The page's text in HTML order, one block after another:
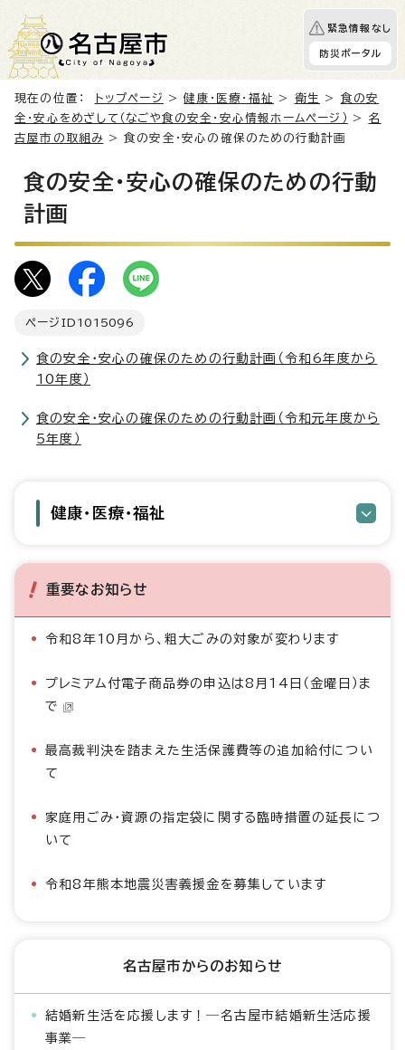
緊急情報なし
防災ポータル
現在の位置： トップページ >健康・医療・福祉 > 衛生 > 食の安
全・安心をめざして（なごや食の安全・安心情報ホームページ）
> 名
古屋市の取組み > 食の安全・安心の確保のための行動計画
食の安全・安心の確保のための行動
計画
ページID 1015096
食の安全・安心の確保のための行動計画（令和6年度から
10年度）
食の安全・安心の確保のための行動計画（令和元年度から
5年度）
健康・医療・福祉
重要なお知らせ
令和8年10月から、粗大ごみの対象が変わります
プレミアム付電子商品券の申込は8月14日（金曜日）ま
で
最高裁判決を踏まえた生活保護費等の追加給付につい
て
家庭用ごみ・資源の指定袋に関する臨時措置の延長につ
いて
令和8年熊本地震災害義援金を募集しています
名古屋市からのお知らせ
結婚新生活を応援します！―名古屋市結婚新生活応援
事業―